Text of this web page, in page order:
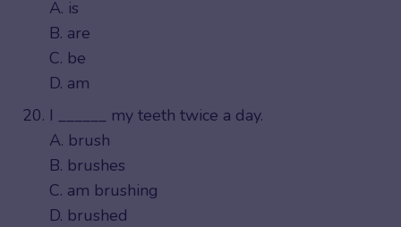
A. is
B. are
C. be
D. am
I ______ my teeth twice a day.
A. brush
B. brushes
C. am brushing
D. brushed